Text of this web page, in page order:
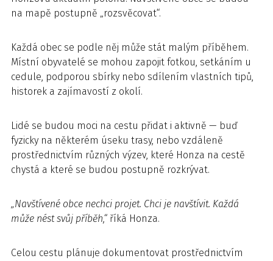
na mapě postupně „rozsvěcovat“.
Každá obec se podle něj může stát malým příběhem.
Místní obyvatelé se mohou zapojit fotkou, setkáním u
cedule, podporou sbírky nebo sdílením vlastních tipů,
historek a zajímavostí z okolí.
Lidé se budou moci na cestu přidat i aktivně — buď
fyzicky na některém úseku trasy, nebo vzdáleně
prostřednictvím různých výzev, které Honza na cestě
chystá a které se budou postupně rozkrývat.
„Navštívené obce nechci projet. Chci je navštívit. Každá
může nést svůj příběh,“ říká Honza.
Celou cestu plánuje dokumentovat prostřednictvím